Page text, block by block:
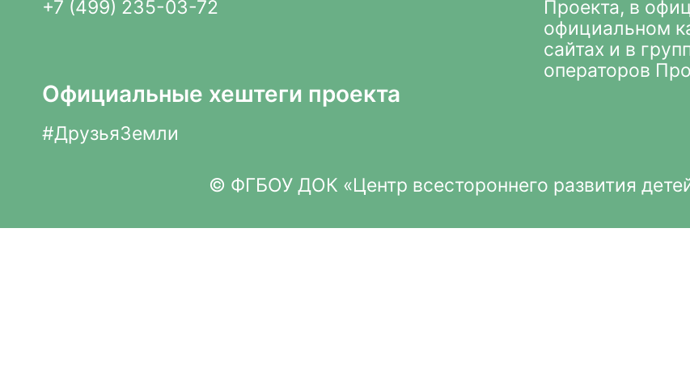
+7 (499) 235-03-72
Проекта, в
официальном
сайтах и в
операторов
Официальные хештеги проекта
#ДрузьяЗемли
© ФГБОУ ДОК «Центр всестороннего развития